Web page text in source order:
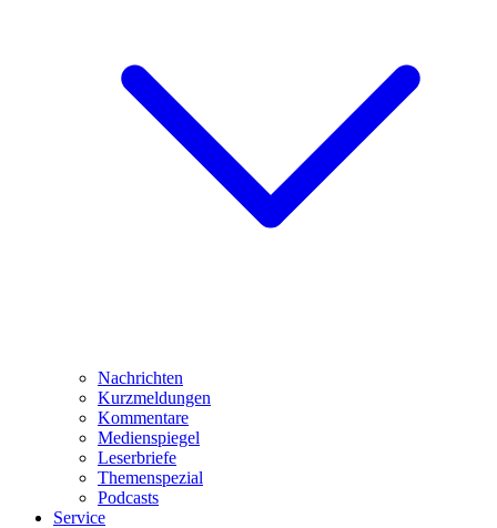
Nachrichten
Kurzmeldungen
Kommentare
Medienspiegel
Leserbriefe
Themenspezial
Podcasts
Service